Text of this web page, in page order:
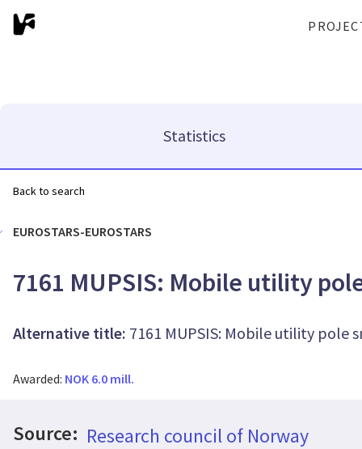
Statistics
Back to search
EUROSTARS-EUROSTARS
7161 MUPSIS: Mobile utility
Alternative title: 7161 MUPSIS: Mobile utility pole
Awarded: NOK 6.0 mill.
Source: Research council of Norway